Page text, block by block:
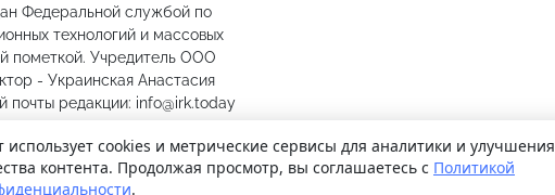
Федеральной службой по
технологий и массовых
пометкой. Учредитель ООО
- Украинская Анастасия
почты редакции: info@irk.today
89148774487
© 2026
использует cookies и метрические сервисы для аналитики и улучшения
контента. Продолжая просмотр, вы соглашаетесь с Политикой
.